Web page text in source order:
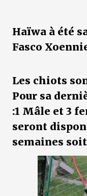
Haïwa à été
Fasco
Les chiots
Pour sa
:1 Mâle et 3
seront
semaines